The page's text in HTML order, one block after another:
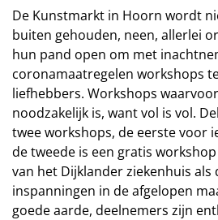
De Kunstmarkt in Hoorn wordt
buiten gehouden, neen, allerlei
hun pand open om met
coronamaatregelen workshops
liefhebbers. Workshops
noodzakelijk is, want vol is vol.
twee workshops, de eerste voor
de tweede is een gratis
van het Dijklander ziekenhuis als
inspanningen in de afgelopen
goede aarde, deelnemers zijn